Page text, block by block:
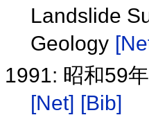
Landslide
Geology
1991: 昭和59
[Net] [Bib]